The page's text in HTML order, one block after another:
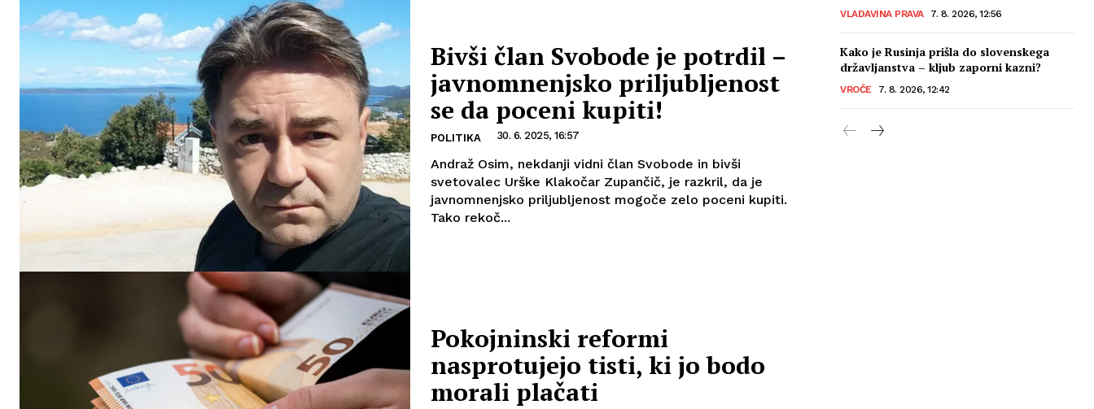
Bivši član Svobode je potrdil –
javnomnenjsko priljubljenost
se da poceni kupiti!
POLITIKA 30. 6. 2025, 16:57
Andraž Osim, nekdanji vidni član Svobode in bivši
svetovalec Urške Klakočar Zupančič, je razkril, da je
javnomnenjsko priljubljenost mogoče zelo poceni kupiti.
Tako rekoč...
Pokojninski reformi
nasprotujejo tisti, ki jo bodo
morali plačati
VLADAVINA PRAVA 7. 8. 2026, 12:56
Kako je Rusinja prišla do slovenskega
državljanstva – kljub zaporni kazni?
VROČE 7. 8. 2026, 12:42